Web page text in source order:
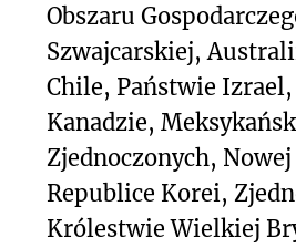
Obszaru
Szwajcarskiej,
Chile, Państwie
Kanadzie,
Zjednoczonych,
Republice Korei,
Królestwie Wielkiej